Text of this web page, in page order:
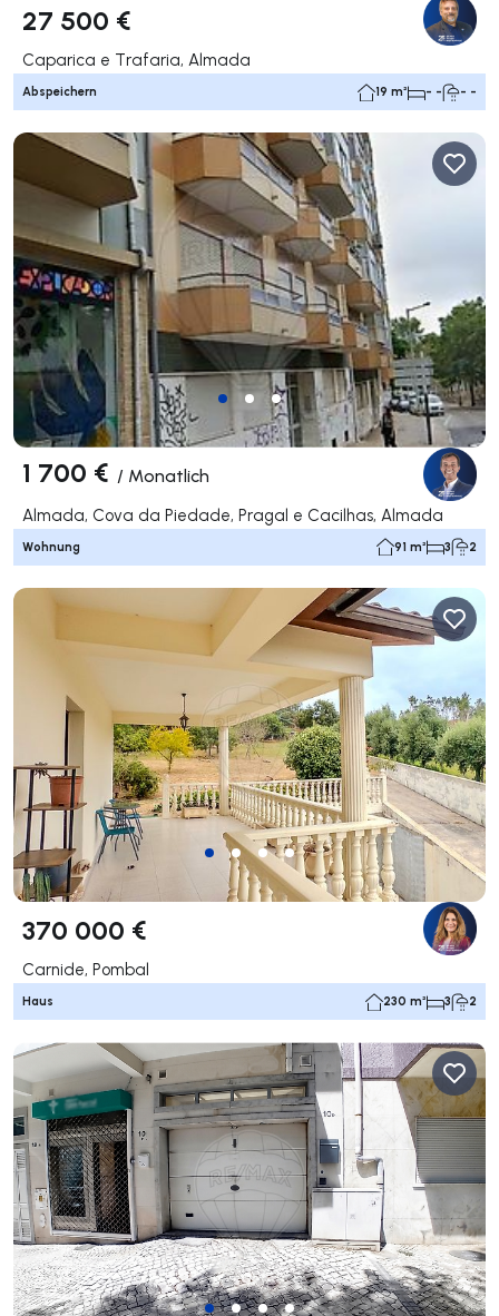
27 500 €
Caparica e Trafaria, Almada
Abspeichern 19 m² - - - -
1 700 € / Monatlich
Almada, Cova da Piedade, Pragal e Cacilhas, Almada
Wohnung 91 m² 3 2
370 000 €
Carnide, Pombal
Haus 230 m² 3 2